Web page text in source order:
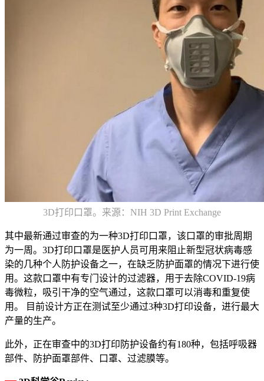
3D打印口罩。来源：NIH 3D Print Exchange
其中最新通过审查的为一种3D打印口罩，该口罩的审批周期
为一周。3D打印口罩是医护人员可用来阻止新型冠状病毒感
染的几种个人防护设备之一，在缺乏防护面罩的情况下进行使
用。这款口罩中有专门设计的过滤器，用于去除COVID-19病
毒微粒，吸引干净的空气通过，这款口罩可以消毒和重复使
用。 目前设计方正在测试至少通过3种3D打印设备，进行最大
产量的生产。
此外，正在审查中的3D打印防护设备约有180种，包括呼吸器
部件、防护面罩部件、口罩、过滤膜等。